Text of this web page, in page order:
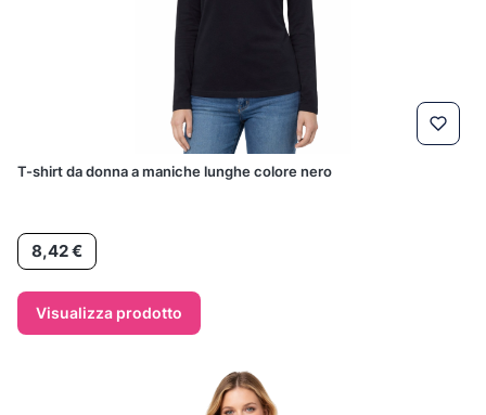
T-shirt da donna a maniche lunghe colore nero
Prezzo
8,42 €
Visualizza prodotto